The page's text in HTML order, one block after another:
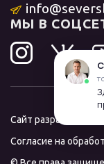
МЫ В
Сайт разработал и
Согласие на